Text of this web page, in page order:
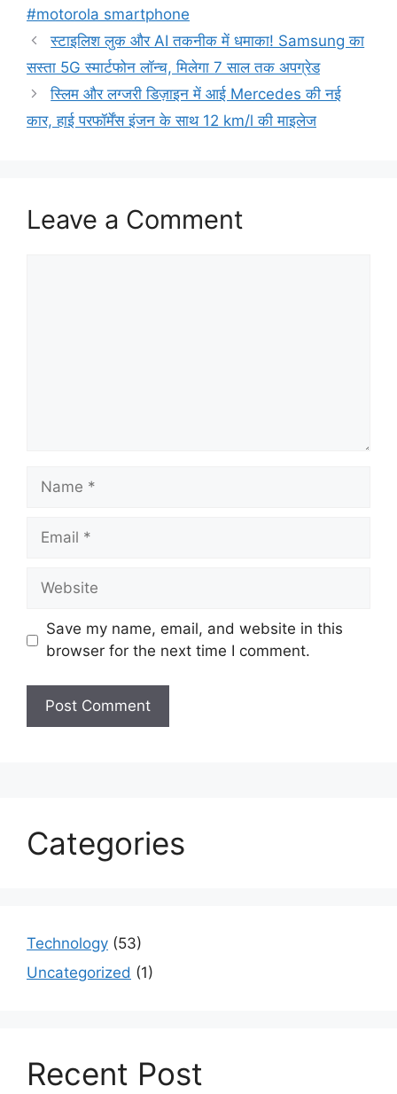
#motorola smartphone
स्टाइलिश लुक और AI तकनीक में धमाका! Samsung का
सस्ता 5G स्मार्टफोन लॉन्च, मिलेगा 7 साल तक अपग्रेड
स्लिम और लग्जरी डिज़ाइन में आई Mercedes की नई
कार, हाई परफॉर्मेंस इंजन के साथ 12 km/l की माइलेज
Leave a Comment
Name
Email
Website
Save my name, email, and website in this
browser for the next time I comment.
Categories
Technology (53)
Uncategorized (1)
Recent Post